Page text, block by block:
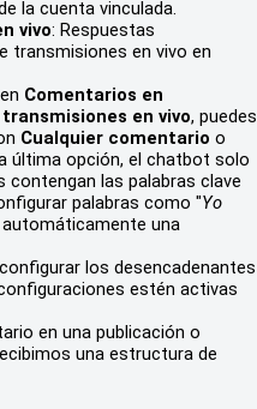
la cuenta vinculada.
vivo: Respuestas
transmisiones en vivo en
Comentarios en
en vivo, puedes
Cualquier comentario o
última opción, el chatbot solo
las palabras clave
palabras como "Yo
automáticamente una
los desencadenantes
estén activas
en una publicación o
una estructura de